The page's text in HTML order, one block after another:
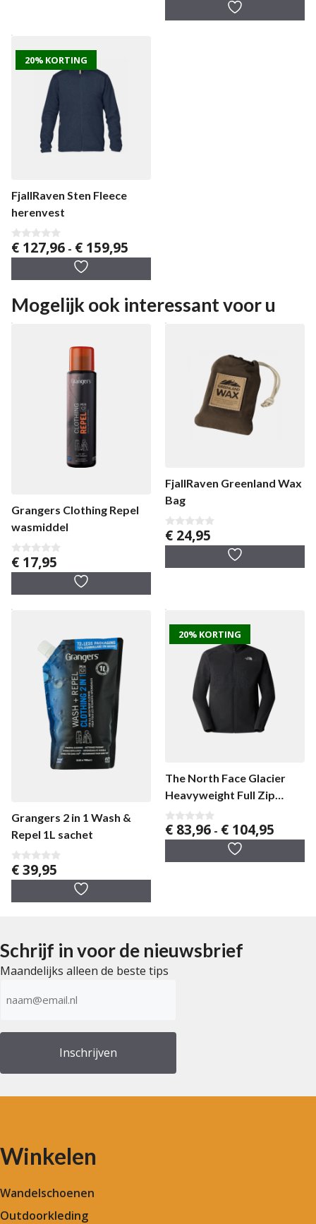
5
20% KORTING
FjallRaven Sten Fleece
herenvest
0
v
5
€ 127,96 - € 159,95
€ 127,96
Mogelijk ook interessant voor u
Grangers Clothing Repel
wasmiddel
0
v
5
€ 17,95
FjallRaven Greenland Wax
Bag
0
v
€ 24,95
Grangers 2 in 1 Wash &
Repel 1L sachet
0
v
5
€39,95
20% KORTING
The North Face Glacier
Heavyweight Full Zip
herenfleecevest
0
v
€ 83,96 - € 104,95
€ 83,96
Schrijf in voor de nieuwsbrief
Maandelijks alleen de beste tips
mailadres
Winkelen
Wandelschoenen
Outdoorkleding